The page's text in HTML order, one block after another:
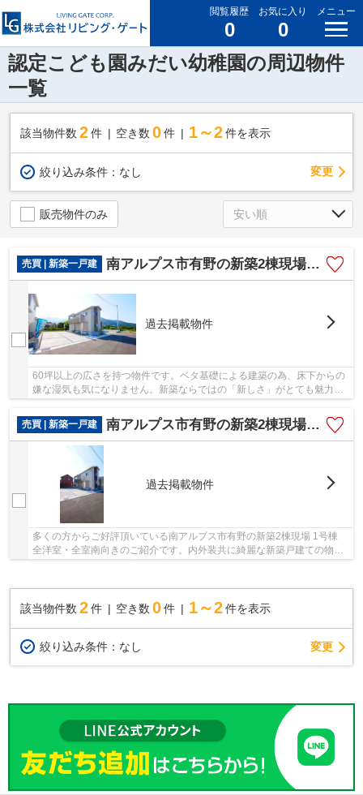
閲覧履歴
0
お気に入り
0
メニュー
認定こども園みだい幼稚園の周辺物件
一覧
該当物件数 2件 空き数 0 件 1～2 件を表示
絞り込み条件： なし 変更
販売物件のみ
売買 | 新築一戸建 南アルプス市有野の新築2棟現場 1号棟 オール電化・車4台
過去掲載物件
60坪以上の広さを持つ物件です。ベタ基礎による建築の為、床下からの
嫌な湿気も気になりません。新築ならではの「新しさ」がとても魅力で
売買 | 新築一戸建
南アルプス市有野の新築2棟現場 1号棟 全洋室・全室南向き
過去掲載物件
多くの方からご好評頂いている南アルプス市有野の新築2棟現場 1号棟
全洋室・全室南向きのご紹介です。内外装共に綺麗な新築戸建ての物件
該当物件数 2件 空き数 0 件 1～2 件を表示
絞り込み条件： なし 変更